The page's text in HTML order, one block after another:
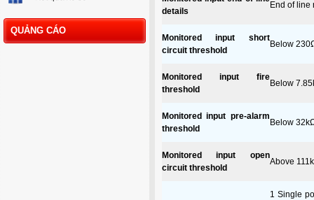
QUẢNG CÁO
details
End of line
Monitored input short
circuit threshold
Below
Monitored input fire
threshold
Below
Monitored input pre-alarm
threshold
Below
Monitored input open
circuit threshold
Above
1 Single